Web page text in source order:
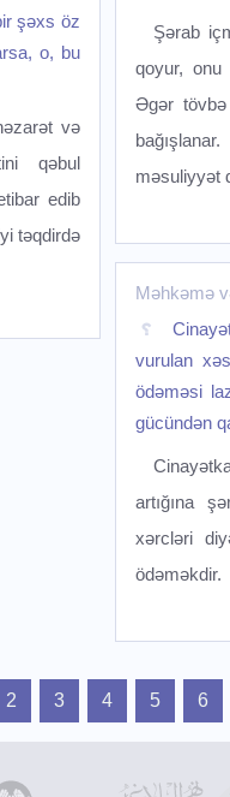
şəxs öz
o, bu
və
qəbul
edib
təqdirdə
Şərab
qoyur, onu
Əgər
məsuliyyət
Məhkəmə
vurulan
ödəməsi
gücündən
artığına
xərcləri
ödəməkdir.
2 3 4 5 6